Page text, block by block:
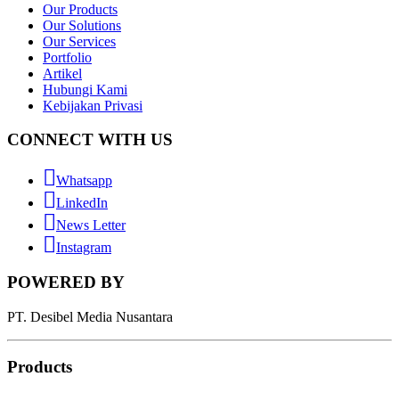
Our Products
Our Solutions
Our Services
Portfolio
Artikel
Hubungi Kami
Kebijakan Privasi
CONNECT WITH US
Whatsapp
LinkedIn
News Letter
Instagram
POWERED BY
PT. Desibel Media Nusantara
Products